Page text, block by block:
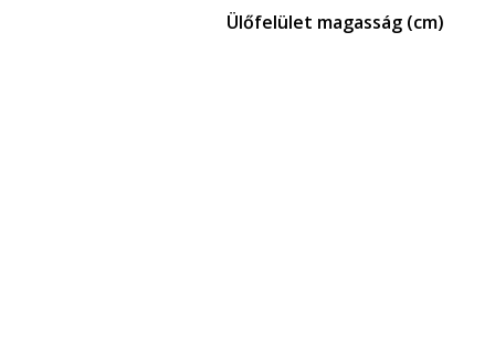
Ülőfelület magasság (cm)